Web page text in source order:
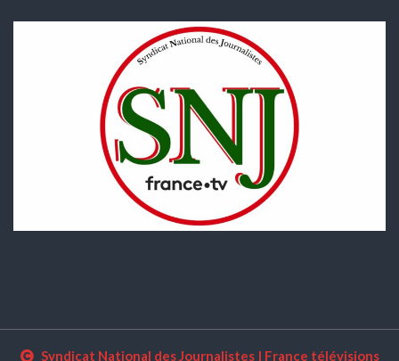
Syndicat National des Journalistes | France télévisions